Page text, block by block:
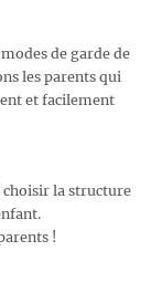
de garde de
les parents qui
et facilement
choisir la structure
!